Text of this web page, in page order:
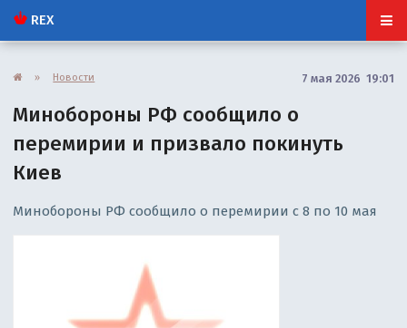
REX
» Новости 7 мая 2026 19:01
Минобороны РФ сообщило о
перемирии и призвало покинуть
Киев
Минобороны РФ сообщило о перемирии с 8 по 10 мая